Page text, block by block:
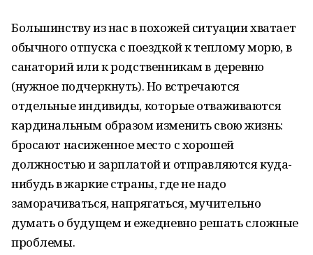
Большинству из нас в похожей ситуации хватает
обычного отпуска с поездкой к теплому морю, в
санаторий или к родственникам в деревню
(нужное подчеркнуть). Но встречаются
отдельные индивиды, которые отваживаются
кардинальным образом изменить свою жизнь:
бросают насиженное место с хорошей
должностью и зарплатой и отправляются куда-
нибудь в жаркие страны, где не надо
заморачиваться, напрягаться, мучительно
думать о будущем и ежедневно решать сложные
проблемы.